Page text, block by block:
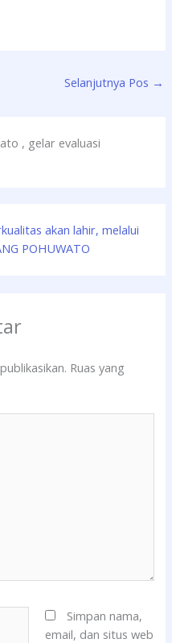
Selanjutnya Pos →
, gelar evaluasi
akan lahir, melalui
POHUWATO
Ruas yang
Simpan nama,
email, dan situs web